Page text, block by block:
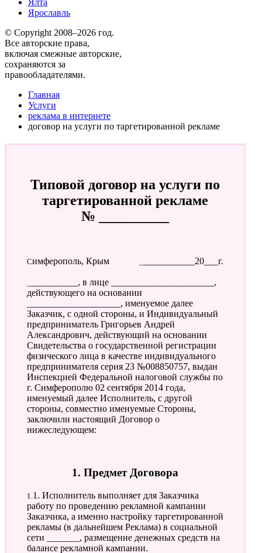
Ялта
Ярославль
© Copyright 2008–2026 год.
Все авторские права,
включая смежные авторские,
сохраняются за
правообладателями.
Главная
Услуги
реклама в интернете
договор на услуги по таргетированной рекламе
Типовой договор на услуги по
таргетированной рекламе
№ __________
____________20___г.
Симферополь, Крым
действующего на основании
____________________, именуемое далее
Заказчик, с одной стороны, и Индивидуальный
предприниматель Григорьев Андрей
Александрович, действующий на основании
Свидетельства о государственной регистрации
физического лица в качестве индивидуального
предпринимателя серия 23 №008850757, выдан
Инспекцией Федеральной налоговой службы по
г. Симферополю 02 сентября 2014 года,
именуемый далее Исполнитель, с другой
стороны, совместно именуемые Стороны,
заключили настоящий Договор о
нижеследующем:
1. Предмет Договора
1.1. Исполнитель выполняет для Заказчика
работу по проведению рекламной кампании
Заказчика, а именно настройку таргетированной
рекламы (в дальнейшем Реклама) в социальной
сети _______, размещение денежных средств на
балансе рекламной кампании.